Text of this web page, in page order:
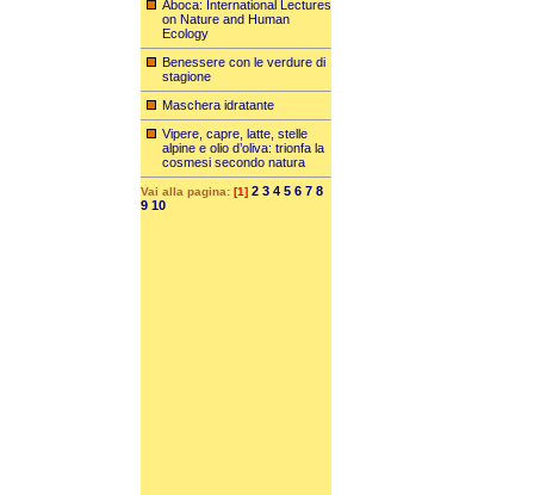
Aboca: International Lectures
on Nature and Human
Ecology
Benessere con le verdure di
stagione
Maschera idratante
Vipere, capre, latte, stelle
alpine e olio d’oliva: trionfa la
cosmesi secondo natura
Vai alla pagina: [1] 2 3 4 5 6 7 8
9 10